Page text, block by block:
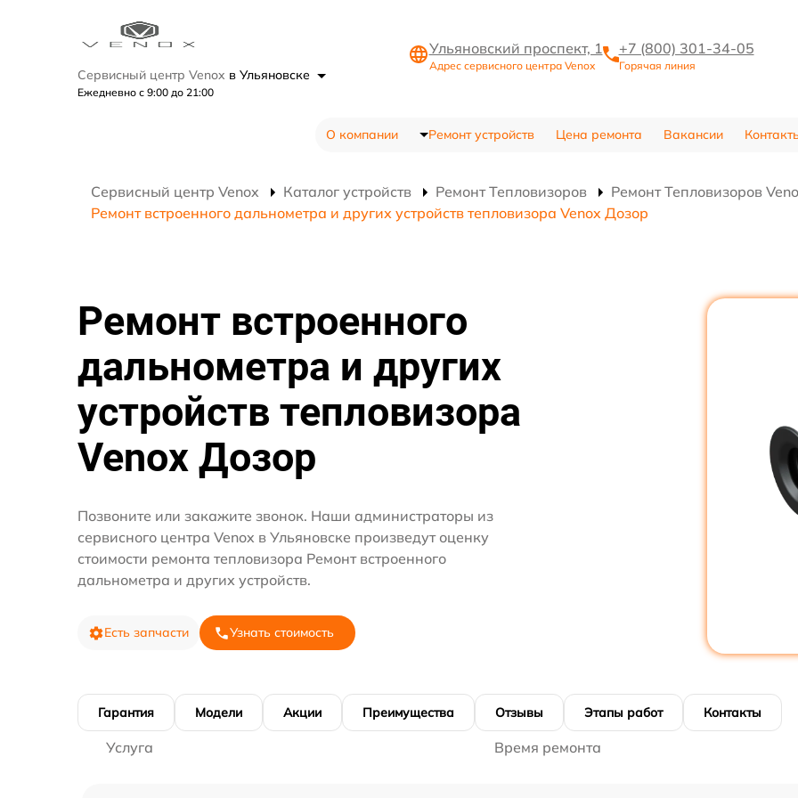
Сервисный центр Venox в Ульяновске
Ежедневно с 9:00 до 21:00
Ульяновский проспект, 1
Адрес сервисного центра Venox
+7 (800) 301-34-05
Горячая линия
О компании Ремонт устройств Цена ремонта Вакансии
Сервисный центр Venox Каталог устройств Ремонт Тепловизоров
Ремонт Тепловизоров
Ремонт встроенного дальнометра и других устройств тепловизора Venox Дозор
Ремонт встроенного
дальнометра и других
устройств тепловизора
Venox Дозор
Позвоните или закажите звонок. Наши администраторы из
сервисного центра Venox в Ульяновске произведут оценку
стоимости ремонта тепловизора Ремонт встроенного
дальнометра и других устройств.
Есть запчасти Узнать стоимость
Гарантия Модели Акции Преимущества Отзывы Этапы работ Контакты
Услуга Время ремонта